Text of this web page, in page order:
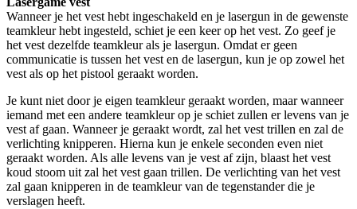
Wanneer je het vest hebt ingeschakeld en je lasergun in de gewenste
teamkleur hebt ingesteld, schiet je een keer op het vest. Zo geef je
het vest dezelfde teamkleur als je lasergun. Omdat er geen
communicatie is tussen het vest en de lasergun, kun je op zowel het
vest als op het pistool geraakt worden.
Je kunt niet door je eigen teamkleur geraakt worden, maar wanneer
iemand met een andere teamkleur op je schiet zullen er levens van je
vest af gaan. Wanneer je geraakt wordt, zal het vest trillen en zal de
verlichting knipperen. Hierna kun je enkele seconden even niet
geraakt worden. Als alle levens van je vest af zijn, blaast het vest
koud stoom uit zal het vest gaan trillen. De verlichting van het vest
zal gaan knipperen in de teamkleur van de tegenstander die je
verslagen heeft.